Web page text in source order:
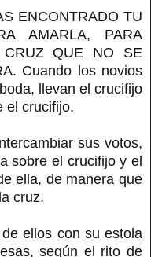
ENCONTRADO TU
AMARLA, PARA
CRUZ QUE NO SE
Cuando los novios
llevan el crucifijo
el crucifijo.
sus votos,
sobre el crucifijo y el
ella, de manera que
cruz.
ellos con su estola
según el rito de